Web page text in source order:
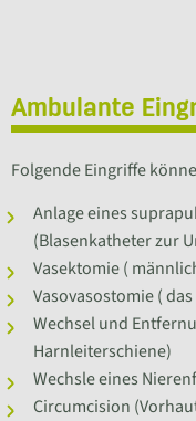
Ambulante
Folgende Eingriffe
Anlage eines
(Blasenkatheter zur
Vasektomie (
Vasovasostomie (
Wechsel und
Harnleiterschiene)
Wechsle eines
Circumcision